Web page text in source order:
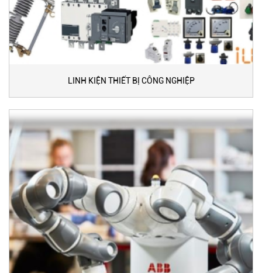
LINH KIỆN THIẾT BỊ CÔNG NGHIỆP